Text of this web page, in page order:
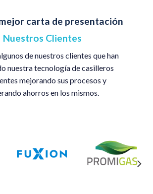
carta de presentación
Nuestros Clientes
de nuestros clientes que han
nuestra tecnología de casilleros
mejorando sus procesos y
ahorros en los mismos.